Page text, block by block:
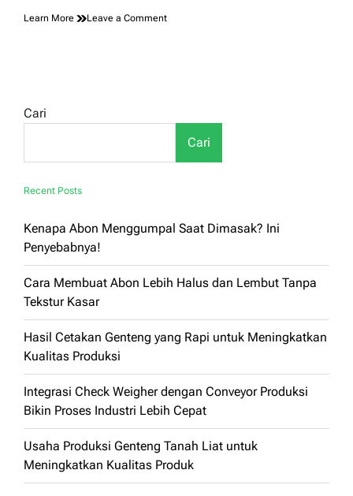
Learn More Leave a Commenton
Cari
Cari
Recent Posts
Kenapa Abon Menggumpal Saat Dimasak? Ini
Penyebabnya!
Cara Membuat Abon Lebih Halus dan Lembut Tanpa
Tekstur Kasar
Hasil Cetakan Genteng yang Rapi untuk Meningkatkan
Kualitas Produksi
Integrasi Check Weigher dengan Conveyor Produksi
Bikin Proses Industri Lebih Cepat
Usaha Produksi Genteng Tanah Liat untuk
Meningkatkan Kualitas Produk